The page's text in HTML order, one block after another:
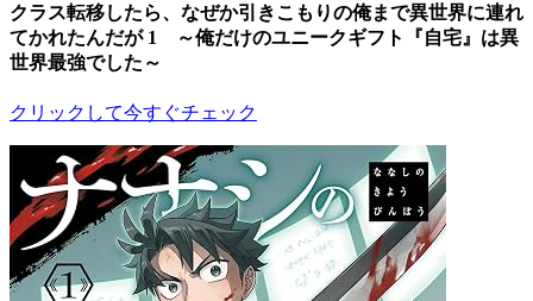
クラス転移したら、なぜか引きこもりの俺まで異世界に連れ
てかれたんだが 1 ～俺だけのユニークギフト『自宅』は異
世界最強でした～
クリックして今すぐチェック